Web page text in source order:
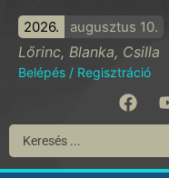
2026. augusztus 10.
Lőrinc, Blanka, Csilla
Belépés / Regisztráció